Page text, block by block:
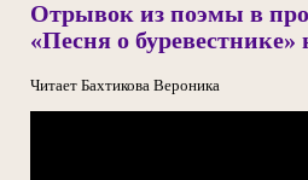
Отрывок из поэмы в
«Песня о
Читает Бахтикова Вероника